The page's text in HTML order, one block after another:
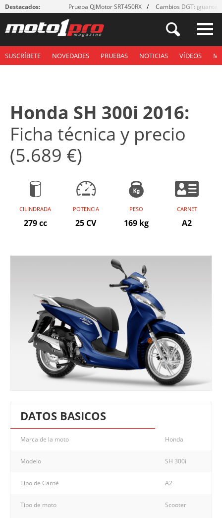
Destacados: Prueba QJMotor SRT450RX Cambios DGT: ¡guantes!
SUSCRÍBETE NOVEDADES PRUEBAS NOTICIAS VÍDEOS
Honda SH 300i 2016:
Ficha técnica y precio
(5.689 €)
CILINDRADA
279 cc
POTENCIA
25 CV
PESO
169 kg
CARNET
A2
DATOS BASICOS
Marca de la moto Honda
Modelo SH 300i
Tipo de Carné A2
Tipo de moto Scooter